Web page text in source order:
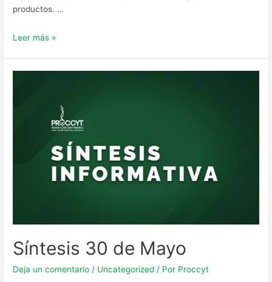
productos. …
Leer más »
Síntesis 30 de Mayo
Deja un comentario / Uncategorized / Por Proccyt